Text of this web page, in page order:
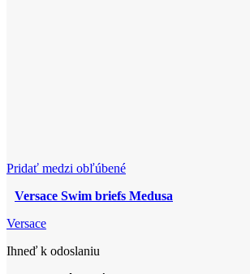
Pridať medzi obľúbené
Versace Swim briefs Medusa
Versace
Ihneď k odoslaniu